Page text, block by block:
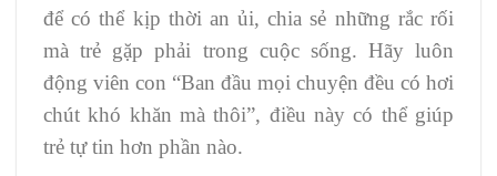
để có thể kịp thời an ủi, chia sẻ những rắc rối
mà trẻ gặp phải trong cuộc sống. Hãy luôn
động viên con “Ban đầu mọi chuyện đều có hơi
chút khó khăn mà thôi”, điều này có thể giúp
trẻ tự tin hơn phần nào.